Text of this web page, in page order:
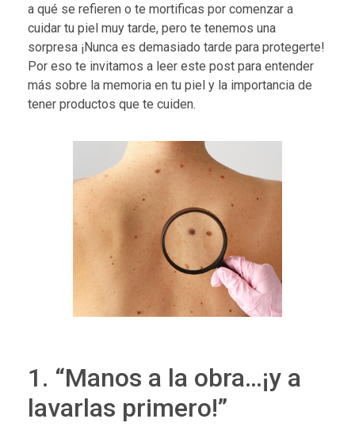
a qué se refieren o te mortificas por comenzar a
cuidar tu piel muy tarde, pero te tenemos una
sorpresa ¡Nunca es demasiado tarde para protegerte!
Por eso te invitamos a leer este post para entender
más sobre la memoria en tu piel y la importancia de
tener productos que te cuiden.
1. “Manos a la obra…¡y a
lavarlas primero!”